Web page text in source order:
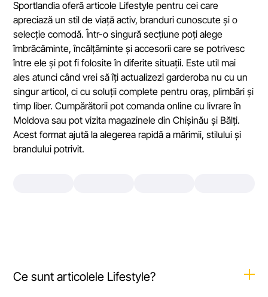
Sportlandia oferă articole Lifestyle pentru cei care
apreciază un stil de viață activ, branduri cunoscute și o
selecție comodă. Într-o singură secțiune poți alege
îmbrăcăminte, încălțăminte și accesorii care se potrivesc
între ele și pot fi folosite în diferite situații. Este util mai
ales atunci când vrei să îți actualizezi garderoba nu cu un
singur articol, ci cu soluții complete pentru oraș, plimbări și
timp liber. Cumpărătorii pot comanda online cu livrare în
Moldova sau pot vizita magazinele din Chișinău și Bălți.
Acest format ajută la alegerea rapidă a mărimii, stilului și
brandului potrivit.
Ce sunt articolele Lifestyle?